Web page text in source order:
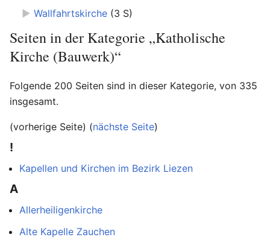
► Wallfahrtskirche (3 S)
Seiten in der Kategorie „Katholische
Kirche (Bauwerk)“
Folgende 200 Seiten sind in dieser Kategorie, von 335
insgesamt.
(vorherige Seite) (nächste Seite)
!
Kapellen und Kirchen im Bezirk Liezen
A
Allerheiligenkirche
Alte Kapelle Zauchen